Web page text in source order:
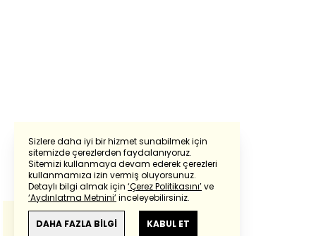
Sizlere daha iyi bir hizmet sunabilmek için
sitemizde çerezlerden faydalanıyoruz.
Sitemizi kullanmaya devam ederek çerezleri
kullanmamıza izin vermiş oluyorsunuz.
Detaylı bilgi almak için ‘Çerez Politikasını’ve
‘Aydınlatma Metnini’inceleyebilirsiniz.
DAHA FAZLA BİLGİ KABUL ET
Powered by Translate
Bu çevirideGoogle Transletekullanılmıştır.
Anlam ve çeviri hatalarından
haberturk.com